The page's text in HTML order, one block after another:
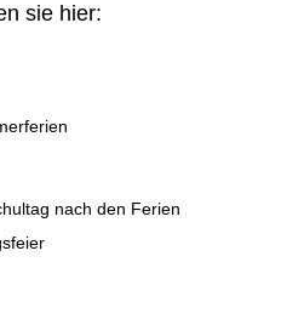
sie hier:
nach den Ferien